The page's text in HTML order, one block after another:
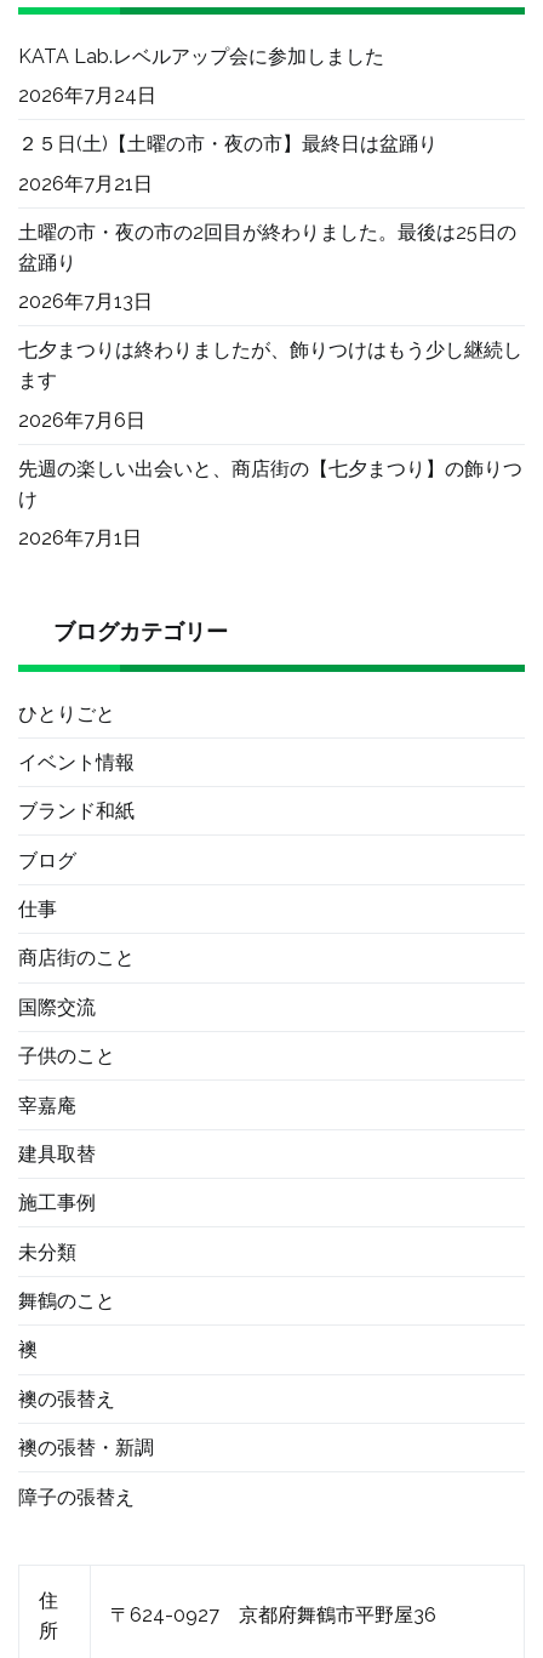
ビ
ゲ
ー
シ
ョ
ン
KATA Lab.レベルアップ会に参加しました
2026年7月24日
２５日(土)【土曜の市・夜の市】最終日は盆踊り
2026年7月21日
土曜の市・夜の市の2回目が終わりました。最後は25日の
盆踊り
2026年7月13日
七夕まつりは終わりましたが、飾りつけはもう少し継続し
ます
2026年7月6日
先週の楽しい出会いと、商店街の【七夕まつり】の飾りつ
け
2026年7月1日
ブログカテゴリー
ひとりごと
イベント情報
ブランド和紙
ブログ
仕事
商店街のこと
国際交流
子供のこと
宰嘉庵
建具取替
施工事例
未分類
舞鶴のこと
襖
襖の張替え
襖の張替・新調
障子の張替え
住
所
〒624-0927 京都府舞鶴市平野屋36